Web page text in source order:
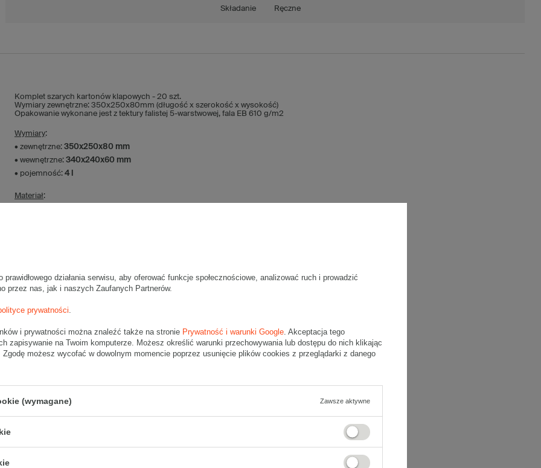
Składanie Ręczne
Komplet szarych kartonów klapowych - 20 szt.
Wymiary zewnętrzne: 350x250x80mm (długość x szerokość x wysokość)
Opakowanie wykonane jest z tektury falistej 5-warstwowej, fala EB 610 g/m2
Wymiary:
• zewnętrzne: 350x250x80 mm
• wewnętrzne: 340x240x60 mm
• pojemność: 4 l
Materiał:
• waga jednostkowa (+/-5%):
228 g
• Poczta Polska List L
• Poczta Polska Paczka A
• InPost A
• Orlen Paczka S
działania serwisu, aby oferować funkcje społecznościowe, analizować ruch i prowadzić
przez nas, jak i naszych Zaufanych Partnerów.
prywatności.
i prywatności można znaleźć także na stronie Prywatność i warunki Google. Akceptacja tego
zapisywanie na Twoim komputerze. Możesz określić warunki przechowywania lub dostępu do nich klikając
Zgodę możesz wycofać w dowolnym momencie poprzez usunięcie plików cookies z przeglądarki z danego
(wymagane) Zawsze aktywne